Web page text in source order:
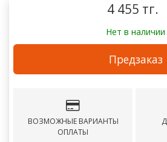
4 455 тг.
Нет в наличии
Предзаказ
ВОЗМОЖНЫЕ ВАРИАНТЫ
ОПЛАТЫ